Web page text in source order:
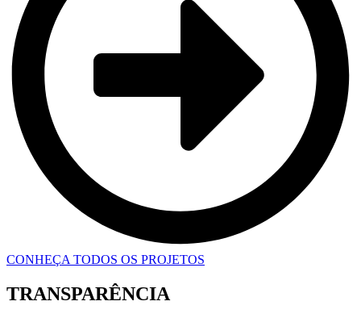
CONHEÇA TODOS OS PROJETOS
TRANSPARÊNCIA